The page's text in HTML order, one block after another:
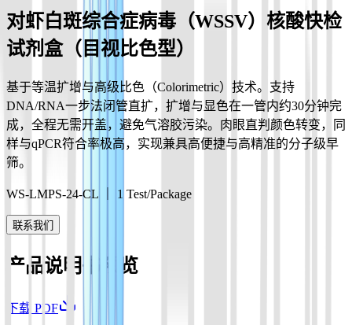
对虾白斑综合症病毒（WSSV）核酸快检
试剂盒（目视比色型）
基于等温扩增与高级比色（Colorimetric）技术。支持
DNA/RNA一步法闭管直扩，扩增与显色在一管内约30分钟完
成，全程无需开盖，避免气溶胶污染。肉眼直判颜色转变，同
样与qPCR符合率极高，实现兼具高便捷与高精准的分子级早
筛。
WS-LMPS-24-CL ｜ 1 Test/Package
联系我们
产品说明书预览
下载 PDF